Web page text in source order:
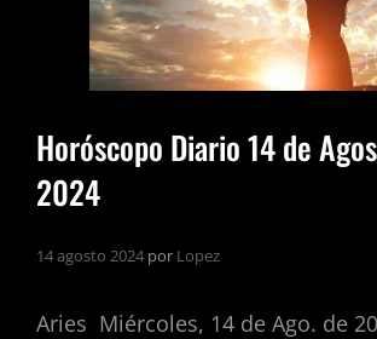
Horóscopo Diario 14 de
2024
14 agosto 2024 por Lopez
Aries Miércoles, 14 de Ago. de